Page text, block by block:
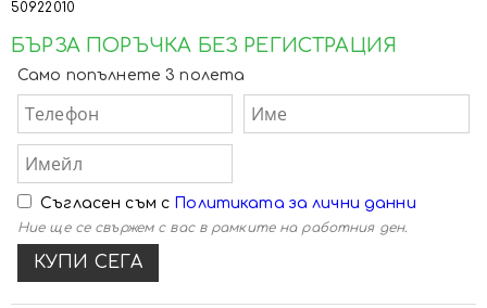
50922010
БЪРЗА ПОРЪЧКА БЕЗ РЕГИСТРАЦИЯ
Само попълнете 3 полета
Съгласен съм с Политиката за лични данни
Ние ще се свържем с вас в рамките на работния ден.